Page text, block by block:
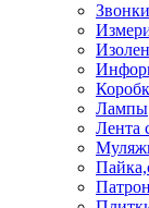
Лампы
Лента